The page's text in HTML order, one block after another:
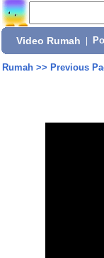
Video Rumah
Rumah>> Previous